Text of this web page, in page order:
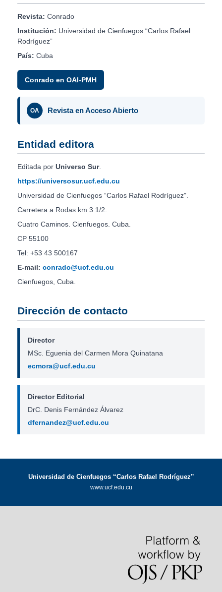
Revista: Conrado
Institución: Universidad de Cienfuegos “Carlos Rafael
Rodríguez”
País: Cuba
Conrado en OAI-PMH
OA Revista en Acceso Abierto
Entidad editora
Editada por Universo Sur.
https://universosur.ucf.edu.cu
Universidad de Cienfuegos “Carlos Rafael Rodríguez”.
Carretera a Rodas km 3 1/2.
Cuatro Caminos. Cienfuegos. Cuba.
CP 55100
Tel: +53 43 500167
E-mail: conrado@ucf.edu.cu
Cienfuegos, Cuba.
Dirección de contacto
Director
MSc. Eguenia del Carmen Mora Quinatana
ecmora@ucf.edu.cu
Director Editorial
DrC. Denis Fernández Álvarez
dfernandez@ucf.edu.cu
Universidad de Cienfuegos “Carlos Rafael Rodríguez”
www.ucf.edu.cu